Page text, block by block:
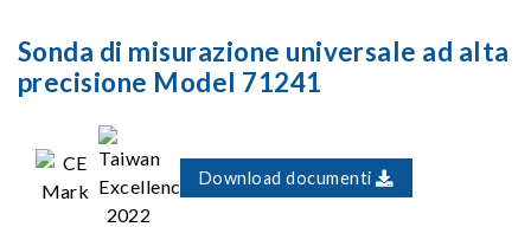
Sonda di misurazione universale ad alta
precisione Model 71241
Download documenti